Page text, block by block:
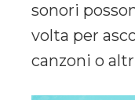
sonori
volta per
canzoni o